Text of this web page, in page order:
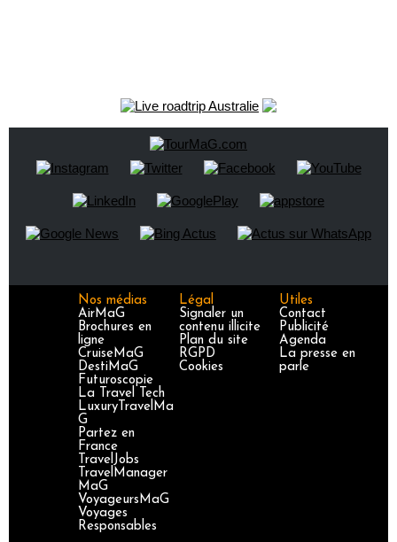
Nos médias
AirMaG
Brochures en
ligne
CruiseMaG
DestiMaG
Futuroscopie
La Travel Tech
LuxuryTravelMa
G
Partez en
France
TravelJobs
TravelManager
MaG
VoyageursMaG
Voyages
Responsables
Légal
Signaler un
contenu illicite
Plan du site
RGPD
Cookies
Utiles
Contact
Publicité
Agenda
La presse en
parle